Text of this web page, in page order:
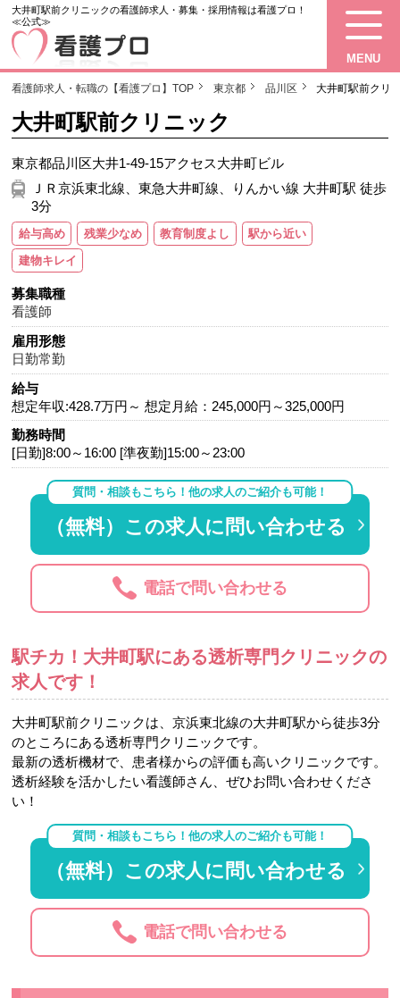
大井町駅前クリニックの看護師求人・募集・採用情報は看護プロ！
≪公式≫
MENU
看護師求人・転職の【看護プロ】TOP 東京都 品川区 大井町駅前クリ
大井町駅前クリニック
東京都品川区大井1-49-15アクセス大井町ビル
ＪＲ京浜東北線、東急大井町線、りんかい線 大井町駅 徒歩
3分
給与高め 残業少なめ 教育制度よし 駅から近い
建物キレイ
募集職種
看護師
雇用形態
日勤常勤
給与
想定年収:428.7万円～ 想定月給：245,000円～325,000円
勤務時間
[日勤]8:00～16:00 [準夜勤]15:00～23:00
質問・相談もこちら！他の求人のご紹介も可能！
（無料）この求人に問い合わせる
電話で問い合わせる
駅チカ！大井町駅にある透析専門クリニックの
求人です！
大井町駅前クリニックは、京浜東北線の大井町駅から徒歩3分
のところにある透析専門クリニックです。
最新の透析機材で、患者様からの評価も高いクリニックです。
透析経験を活かしたい看護師さん、ぜひお問い合わせくださ
い！
質問・相談もこちら！他の求人のご紹介も可能！
（無料）この求人に問い合わせる
電話で問い合わせる